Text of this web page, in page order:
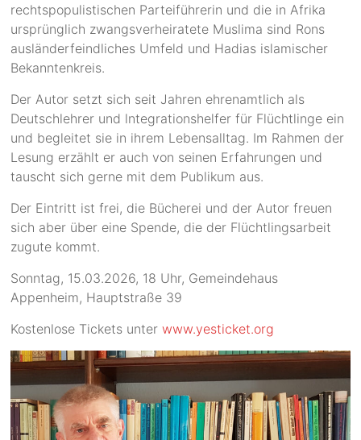
rechtspopulistischen Parteiführerin und die in Afrika
ursprünglich zwangsverheiratete Muslima sind Rons
ausländerfeindliches Umfeld und Hadias islamischer
Bekanntenkreis.
Der Autor setzt sich seit Jahren ehrenamtlich als
Deutschlehrer und lntegrationshelfer für Flüchtlinge ein
und begleitet sie in ihrem Lebensalltag. Im Rahmen der
Lesung erzählt er auch von seinen Erfahrungen und
tauscht sich gerne mit dem Publikum aus.
Der Eintritt ist frei, die Bücherei und der Autor freuen
sich aber über eine Spende, die der Flüchtlingsarbeit
zugute kommt.
Sonntag, 15.03.2026, 18 Uhr, Gemeindehaus
Appenheim, Hauptstraße 39
Kostenlose Tickets unterwww.yesticket.org